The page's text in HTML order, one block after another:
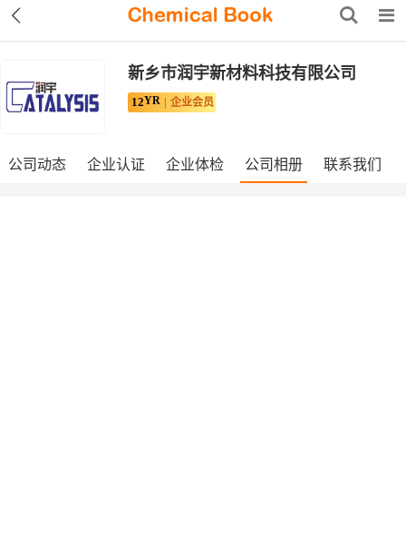
新乡市润宇新材料科技有限公司
12YR 企业会员
公司动态 企业认证 企业体检 公司相册 联系我们